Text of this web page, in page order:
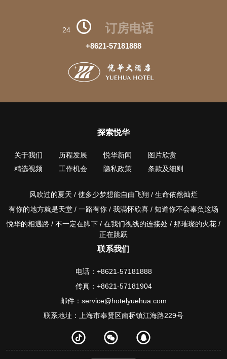
24 订房电话
+8621-57181888
探索悦华
关于我们 历程发展 悦华新闻
图片欣赏
精选视频
工作机会 隐私政策 条款及细则
风吹过的夏天 / 使多少梦想能自由飞翔 / 生命依然灿烂
有你的地方就是天堂 / 一路有你 / 我满怀欣喜 / 知道你不会辜负这场
悦华的相遇路 / 不一定在脚下 / 在我们视线的连接处 / 那璀璨的火花 /
正在跳跃
联系我们
电话：+8621-57181888
传真：+8621-57181904
邮件：service@hotelyuehua.com
联系地址：上海市奉贤区南桥镇江海路229号